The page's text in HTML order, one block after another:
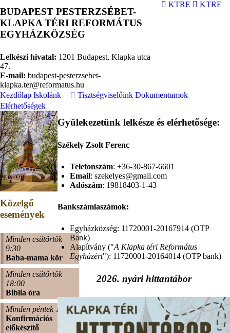
BUDAPEST PESTERZSÉBET-
KLAPKA TÉRI REFORMÁTUS
EGYHÁZKÖZSÉG
Lelkészi hivatal: 1201 Budapest, Klapka utca
47.
E-mail: budapest-pesterzsebet-
klapka.ter@reformatus.hu
KTRE KTRE
Kezdőlap Iskolánk Tisztségviselőink Dokumentumok
Elérhetőségek
Közelgő
események
Minden csütörtök
9:30
Baba-mama kör
Minden csütörtök
18:00
Biblia óra
Minden péntek 17:00
Konfirmációs
előkészítő
Gyülekezetünk lelkésze és elérhetősége:
Székely Zsolt Ferenc
Telefonszám: +36-30-867-6601
Email: szekelyes@gmail.com
Adószám: 19818403-1-43
Bankszámlaszámok:
Egyházközség: 11720001-20167914 (OTP
Bank)
Alapítvány ("A Klapka téri Református
Egyházért"): 11720001-20164014 (OTP bank)
2026. nyári hittantábor